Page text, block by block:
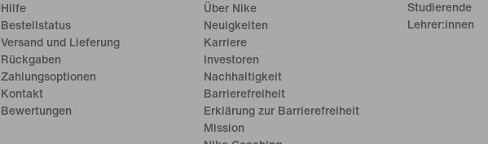
Hilfe
Bestellstatus
Versand und Lieferung
Rückgaben
Zahlungsoptionen
Kontakt
Bewertungen
Über Nike
Neuigkeiten
Karriere
Investoren
Nachhaltigkeit
Barrierefreiheit
Erklärung zur Barrierefreiheit
Mission
Studierende
Lehrer:innen